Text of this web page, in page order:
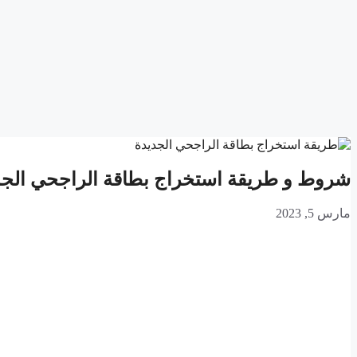
شروط و طريقة استخراج بطاقة الراجحي
مارس 5, 2023